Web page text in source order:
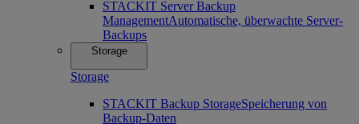
STACKIT Server Backup
ManagementAutomatische, überwachte Server-
Backups
Storage
Storage
STACKIT Backup StorageSpeicherung von
Backup-Daten